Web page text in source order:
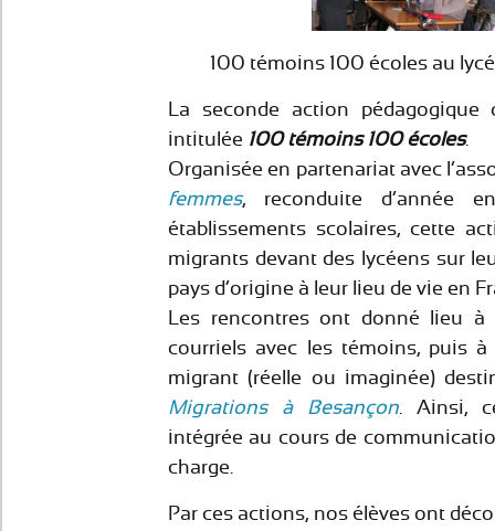
100 témoins 100 écoles au
La seconde action
intitulée 100 témoins 100 écoles.
Organisée en partenariat avec
femmes, reconduite d’année
établissements scolaires, cette
migrants devant des lycéens sur
pays d’origine à leur lieu de vie en
Les rencontres ont donné lieu
courriels avec les témoins, puis à
migrant (réelle ou imaginée)
Migrations à Besançon . Ainsi,
intégrée au cours de
charge.
Par ces actions, nos élèves ont